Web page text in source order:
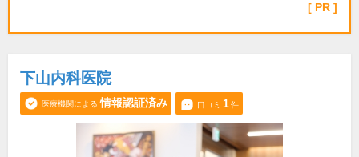
PR
下山内科医院
医療機関による 情報認証済み 口コミ 1件